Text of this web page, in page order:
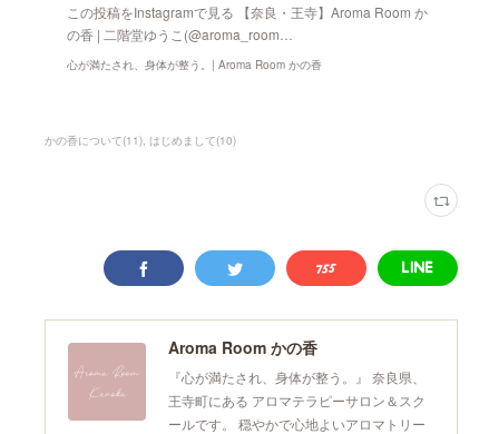
この投稿をInstagramで見る 【奈良・王寺】Aroma Room か
の香 | 二階堂ゆうこ(@aroma_room…
心が満たされ、身体が整う。| Aroma Room かの香
かの香について(11) はじめまして(10)
Aroma Room かの香
『心が満たされ、身体が整う。』 奈良県、
王寺町にある アロマテラピーサロン＆スク
ールです。 穏やかで心地よいアロマトリー